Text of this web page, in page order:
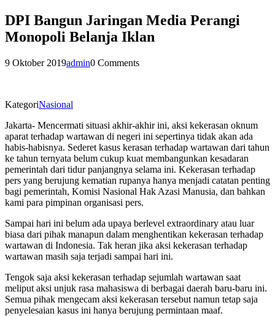
DPI Bangun Jaringan Media Perangi
Monopoli Belanja Iklan
9 Oktober 2019admin0 Comments
KategoriNasional
Jakarta- Mencermati situasi akhir-akhir ini, aksi kekerasan oknum
aparat terhadap wartawan di negeri ini sepertinya tidak akan ada
habis-habisnya. Sederet kasus kerasan terhadap wartawan dari tahun
ke tahun ternyata belum cukup kuat membangunkan kesadaran
pemerintah dari tidur panjangnya selama ini. Kekerasan terhadap
pers yang berujung kematian rupanya hanya menjadi catatan penting
bagi pemerintah, Komisi Nasional Hak Azasi Manusia, dan bahkan
kami para pimpinan organisasi pers.
Sampai hari ini belum ada upaya berlevel extraordinary atau luar
biasa dari pihak manapun dalam menghentikan kekerasan terhadap
wartawan di Indonesia. Tak heran jika aksi kekerasan terhadap
wartawan masih saja terjadi sampai hari ini.
Tengok saja aksi kekerasan terhadap sejumlah wartawan saat
meliput aksi unjuk rasa mahasiswa di berbagai daerah baru-baru ini.
Semua pihak mengecam aksi kekerasan tersebut namun tetap saja
penyelesaian kasus ini hanya berujung permintaan maaf.